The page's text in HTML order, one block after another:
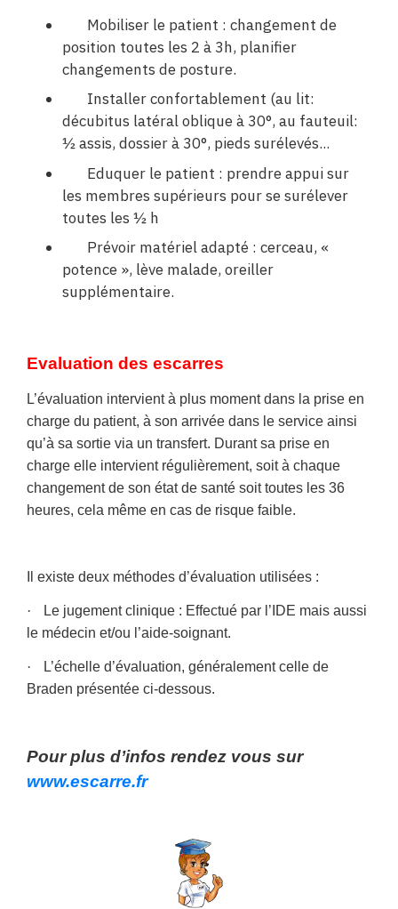
Mobiliser le patient : changement de
position toutes les 2 à 3h, planifier
changements de posture.
Installer confortablement (au lit:
décubitus latéral oblique à 30°, au fauteuil:
½ assis, dossier à 30°, pieds surélevés...
Eduquer le patient : prendre appui sur
les membres supérieurs pour se surélever
toutes les ½ h
Prévoir matériel adapté : cerceau, «
potence », lève malade, oreiller
supplémentaire.
Evaluation des escarres
L’évaluation intervient à plus moment dans la prise en
charge du patient, à son arrivée dans le service ainsi
qu’à sa sortie via un transfert. Durant sa prise en
charge elle intervient régulièrement, soit à chaque
changement de son état de santé soit toutes les 36
heures, cela même en cas de risque faible.
Il existe deux méthodes d’évaluation utilisées :
·
Le jugement clinique : Effectué par l’IDE mais aussi
le médecin et/ou l’aide-soignant.
·
L’échelle d’évaluation, généralement celle de
Braden présentée ci-dessous.
Pour plus d’infos rendez vous sur
www.escarre.fr